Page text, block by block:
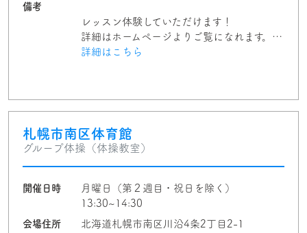
備考
レッスン体験していただけます！
詳細はホームページよりご覧になれます。…
詳細はこちら
札幌市南区体育館
グループ体操（体操教室）
開催日時
月曜日（第２週目・祝日を除く）
13:30~14:30
会場住所
北海道札幌市南区川沿4条2丁目2-1